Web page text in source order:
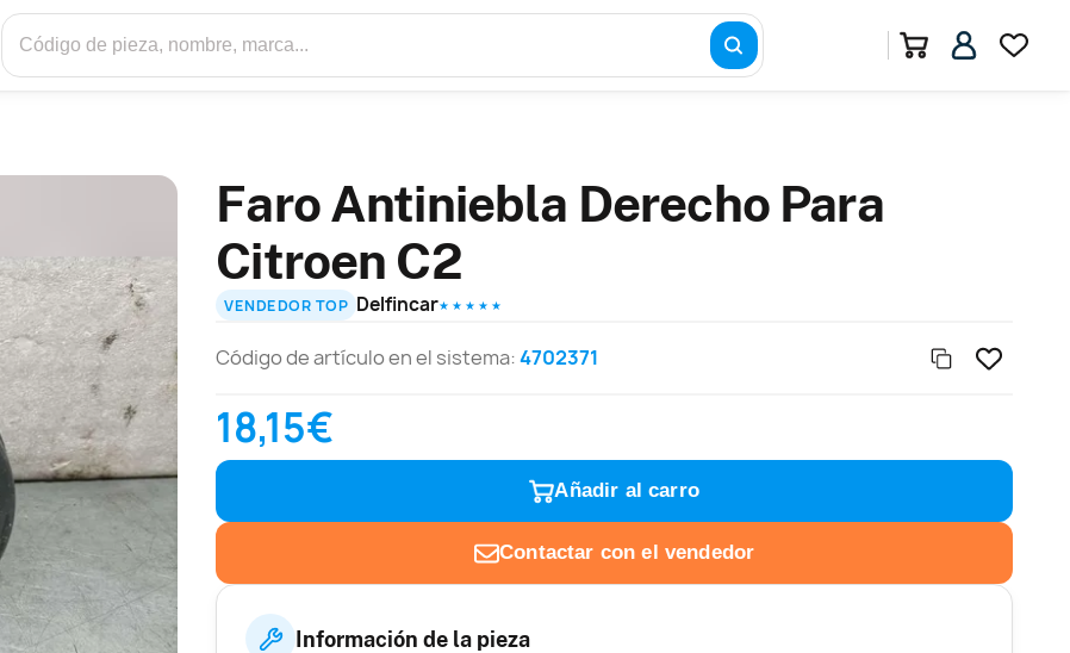
Faro Antiniebla Derecho Para
Citroen C2
VENDEDOR TOP Delfincar★ ★ ★ ★ ★
Código de artículo en el sistema:4702371
18,15€
Añadir al carro
Contactar con el vendedor
Información de la pieza